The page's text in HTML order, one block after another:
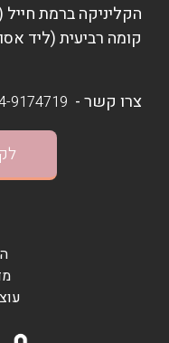
קומה רביעית (ליד
צרו קשר - 9174719